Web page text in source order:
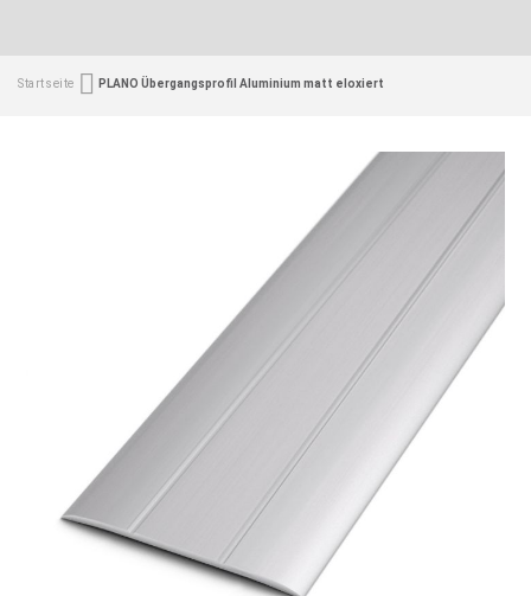
Startseite PLANO Übergangsprofil Aluminium matt eloxiert